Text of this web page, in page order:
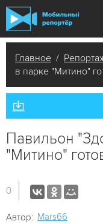
Главное /
в парке "Митино"
Павильон
"Митино"
0
Автор: Mars66